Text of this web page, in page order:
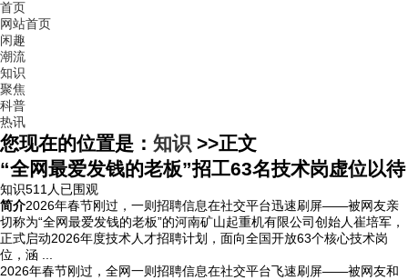
首页
网站首页
闲趣
潮流
知识
聚焦
科普
热讯
您现在的位置是： 知识 >>正文
“全网最爱发钱的老板”招工63名技术岗虚位以待
知识511人已围观
简介2026年春节刚过，一则招聘信息在社交平台迅速刷屏——被网友亲
切称为“全网最爱发钱的老板”的河南矿山起重机有限公司创始人崔培军，
正式启动2026年度技术人才招聘计划，面向全国开放63个核心技术岗
位，涵 ...
2026年春节刚过，全网一则招聘信息在社交平台飞速刷屏——被网友和